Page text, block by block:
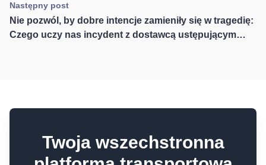
Następny post
Nie pozwól, by dobre intencje zamieniły się w tragedię:
Czego uczy nas incydent z dostawcą ustępującym
Twoja wszechstronna